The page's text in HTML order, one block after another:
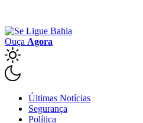
Ouça Agora
Últimas Notícias
Segurança
Política